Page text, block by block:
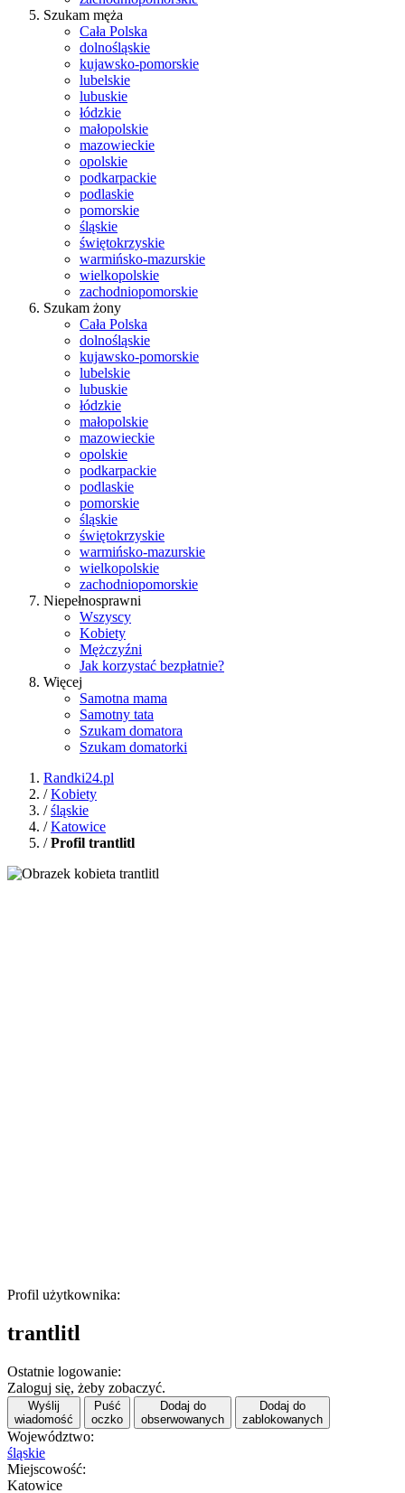
Szukam męża
Cała Polska
dolnośląskie
kujawsko-pomorskie
lubelskie
lubuskie
łódzkie
małopolskie
mazowieckie
opolskie
podkarpackie
podlaskie
pomorskie
śląskie
świętokrzyskie
warmińsko-mazurskie
wielkopolskie
zachodniopomorskie
Szukam żony
Cała Polska
dolnośląskie
kujawsko-pomorskie
lubelskie
lubuskie
łódzkie
małopolskie
mazowieckie
opolskie
podkarpackie
podlaskie
pomorskie
śląskie
świętokrzyskie
warmińsko-mazurskie
wielkopolskie
zachodniopomorskie
Niepełnosprawni
Wszyscy
Kobiety
Mężczyźni
Jak korzystać bezpłatnie?
Więcej
Samotna mama
Samotny tata
Szukam domatora
Szukam domatorki
Randki24.pl
/Kobiety
/śląskie
/Katowice
/Profil trantlitl
Profil użytkownika:
trantlitl
Ostatnie logowanie:
Zaloguj się, żeby zobaczyć.
Wyślij
wiadomość
Puść
oczko
Dodaj do
obserwowanych
Dodaj do
zablokowanych
Województwo:
śląskie
Miejscowość:
Katowice